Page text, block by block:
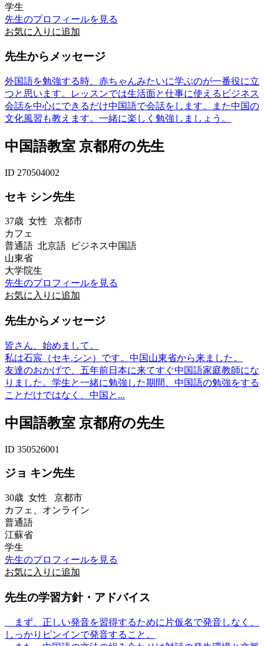
学生
先生のプロフィールを見る
お気に入りに追加
先生からメッセージ
外国語を勉強する時、赤ちゃんみたいに学ぶのが一番役に立
つと思います。レッスンでは生活面と仕事に使えるビジネス
会話を中心にできるだけ中国語で会話をします。また中国の
文化風習も教えます。一緒に楽しく勉強しましょう。
中国語教室 京都府の先生
ID 270504002
セキ シン先生
37歳 女性 京都市
カフェ
普通語 北京語 ビジネス中国語
山東省
大学院生
先生のプロフィールを見る
お気に入りに追加
先生からメッセージ
皆さん、始めまして。
私は石宸（セキ.シン）です。中国山東省から来ました。
友達のおかげで、五年前日本に来てすぐ中国語家庭教師にな
りました。学生と一緒に勉強した期間、中国語の勉強をする
ことだけではなく、中国と...
中国語教室 京都府の先生
ID 350526001
ジョ キン先生
30歳 女性 京都市
カフェ、オンライン
普通語
江蘇省
学生
先生のプロフィールを見る
お気に入りに追加
先生の学習方針・アドバイス
まず、正しい発音を習得するために片仮名で発音しなく、
しっかりピンインで発音すること。